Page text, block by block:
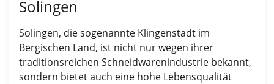
Solingen
Solingen, die sogenannte Klingenstadt im
Bergischen Land, ist nicht nur wegen ihrer
traditionsreichen Schneidwarenindustrie bekannt,
sondern bietet auch eine hohe Lebensqualität